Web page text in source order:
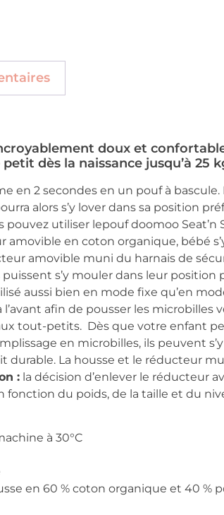
doux et
dès la naissance jusqu’à 25
en 2 secondes en un pouf à
alors s’y lover dans sa position
pouvez utiliser lepouf doomoo
amovible en coton organique, bébé
amovible muni du harnais de
s’y mouler dans leur position
aussi bien en mode fixe qu’en
afin de pousser les microbilles
tout-petits. Dès que votre enfant
en microbilles, ils peuvent
durable. La housse et le réducteur
: la décision d’enlever le réducteur
fonction du poids, de la taille et du
à 30°C
en 60 % coton organique et 40 %